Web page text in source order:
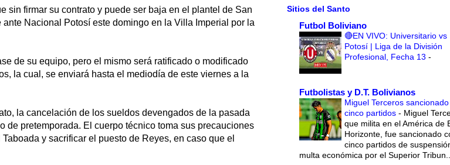
sin firmar su contrato y puede ser baja en el plantel de San
Nacional Potosí este domingo en la Villa Imperial por la
de su equipo, pero el mismo será ratificado o modificado
la cual, se enviará hasta el mediodía de este viernes a la
la cancelación de los sueldos devengados de la pasada
de pretemporada. El cuerpo técnico toma sus precauciones
y sacrificar el puesto de Reyes, en caso que el
Sitios del Santo
Futbol Boliviano
🔴EN VIVO: Universitario vs
Potosí | Liga de la División
Profesional, Fecha 13 -
Futbolistas y D.T. Bolivianos
Miguel Terceros
cinco partidos - Miguel
que milita en el América de
Horizonte, fue sancionado
cinco partidos de
multa económica por el Superior